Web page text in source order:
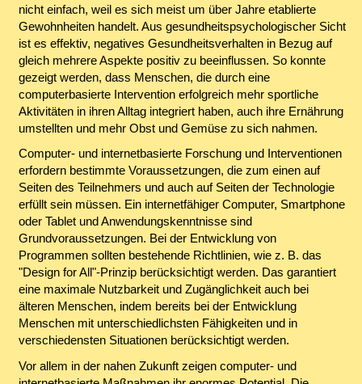
nicht einfach, weil es sich meist um über Jahre etablierte
Gewohnheiten handelt. Aus gesundheitspsychologischer Sicht
ist es effektiv, negatives Gesundheitsverhalten in Bezug auf
gleich mehrere Aspekte positiv zu beeinflussen. So konnte
gezeigt werden, dass Menschen, die durch eine
computerbasierte Intervention erfolgreich mehr sportliche
Aktivitäten in ihren Alltag integriert haben, auch ihre Ernährung
umstellten und mehr Obst und Gemüse zu sich nahmen.
Computer- und internetbasierte Forschung und Interventionen
erfordern bestimmte Voraussetzungen, die zum einen auf
Seiten des Teilnehmers und auch auf Seiten der Technologie
erfüllt sein müssen. Ein internetfähiger Computer, Smartphone
oder Tablet und Anwendungskenntnisse sind
Grundvoraussetzungen. Bei der Entwicklung von
Programmen sollten bestehende Richtlinien, wie z. B. das
"Design for All"-Prinzip berücksichtigt werden. Das garantiert
eine maximale Nutzbarkeit und Zugänglichkeit auch bei
älteren Menschen, indem bereits bei der Entwicklung
Menschen mit unterschiedlichsten Fähigkeiten und in
verschiedensten Situationen berücksichtigt werden.
Vor allem in der nahen Zukunft zeigen computer- und